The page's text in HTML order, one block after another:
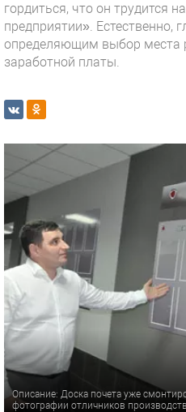
гордиться, что он трудится
предприятии». Естественно,
определяющим выбор места
заработной платы.
Описание: Доска почета уже
фотографии отличников